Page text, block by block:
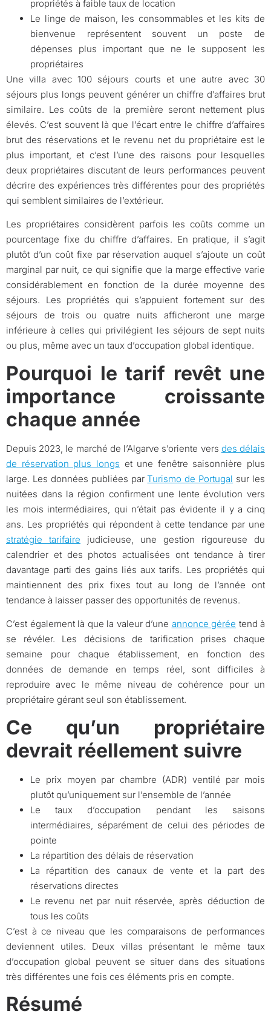
propriétés à faible taux de location
Le linge de maison, les consommables et les kits de
bienvenue représentent souvent un poste de
dépenses plus important que ne le supposent les
propriétaires
Une villa avec 100 séjours courts et une autre avec 30
séjours plus longs peuvent générer un chiffre d’affaires brut
similaire. Les coûts de la première seront nettement plus
élevés. C’est souvent là que l’écart entre le chiffre d’affaires
brut des réservations et le revenu net du propriétaire est le
plus important, et c’est l’une des raisons pour lesquelles
deux propriétaires discutant de leurs performances peuvent
décrire des expériences très différentes pour des propriétés
qui semblent similaires de l’extérieur.
Les propriétaires considèrent parfois les coûts comme un
pourcentage fixe du chiffre d’affaires. En pratique, il s’agit
plutôt d’un coût fixe par réservation auquel s’ajoute un coût
marginal par nuit, ce qui signifie que la marge effective varie
considérablement en fonction de la durée moyenne des
séjours. Les propriétés qui s’appuient fortement sur des
séjours de trois ou quatre nuits afficheront une marge
inférieure à celles qui privilégient les séjours de sept nuits
ou plus, même avec un taux d’occupation global identique.
Pourquoi le tarif revêt une
importance croissante
chaque année
Depuis 2023, le marché de l’Algarve s’oriente vers des délais
de réservation plus longs et une fenêtre saisonnière plus
large. Les données publiées parTurismo de Portugal sur les
nuitées dans la région confirment une lente évolution vers
les mois intermédiaires, qui n’était pas évidente il y a cinq
ans. Les propriétés qui répondent à cette tendance par une
stratégie tarifaire judicieuse, une gestion rigoureuse du
calendrier et des photos actualisées ont tendance à tirer
davantage parti des gains liés aux tarifs. Les propriétés qui
maintiennent des prix fixes tout au long de l’année ont
tendance à laisser passer des opportunités de revenus.
C’est également là que la valeur d’une annonce gérée tend à
se révéler. Les décisions de tarification prises chaque
semaine pour chaque établissement, en fonction des
données de demande en temps réel, sont difficiles à
reproduire avec le même niveau de cohérence pour un
propriétaire gérant seul son établissement.
Ce qu’un propriétaire
devrait réellement suivre
Le prix moyen par chambre (ADR) ventilé par mois
plutôt qu’uniquement sur l’ensemble de l’année
Le taux d’occupation pendant les saisons
intermédiaires, séparément de celui des périodes de
pointe
La répartition des délais de réservation
La répartition des canaux de vente et la part des
réservations directes
Le revenu net par nuit réservée, après déduction de
tous les coûts
C’est à ce niveau que les comparaisons de performances
deviennent utiles. Deux villas présentant le même taux
d’occupation global peuvent se situer dans des situations
très différentes une fois ces éléments pris en compte.
Résumé